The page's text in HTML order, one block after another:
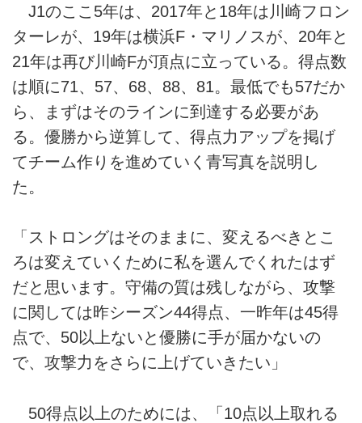
J1のここ5年は、2017年と18年は川崎フロン
ターレが、19年は横浜F・マリノスが、20年と
21年は再び川崎Fが頂点に立っている。得点数
は順に71、57、68、88、81。最低でも57だか
ら、まずはそのラインに到達する必要があ
る。優勝から逆算して、得点力アップを掲げ
てチーム作りを進めていく青写真を説明し
た。
「ストロングはそのままに、変えるべきとこ
ろは変えていくために私を選んでくれたはず
だと思います。守備の質は残しながら、攻撃
に関しては昨シーズン44得点、一昨年は45得
点で、50以上ないと優勝に手が届かないの
で、攻撃力をさらに上げていきたい」
50得点以上のためには、「10点以上取れる